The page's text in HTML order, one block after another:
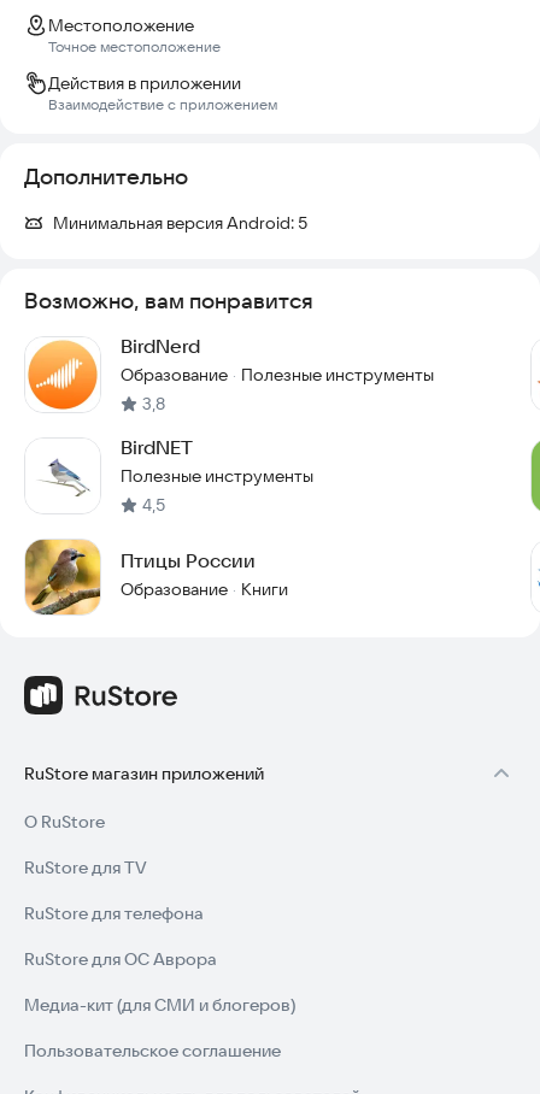
Местоположение
Точное местоположение
Действия в приложении
Взаимодействие с приложением
Дополнительно
Минимальная версия Android: 5
Возможно, вам понравится
BirdNerd
Образование · Полезные инструменты
3,8
BirdNET
Полезные инструменты
4,5
Птицы России
Образование · Книги
RuStore магазин приложений
О RuStore
RuStore для TV
RuStore для телефона
RuStore для ОС Аврора
Медиа-кит (для СМИ и блогеров)
Пользовательское соглашение